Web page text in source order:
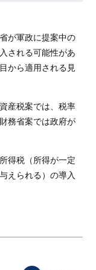
が軍政に提案中の
される可能性があ
から適用される見
産税案では、税率
務省案では政府が
得税（所得が一定
えられる）の導入